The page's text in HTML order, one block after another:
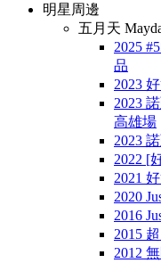
明星周邊
五月天
2025
品
2023
2023
高雄場
2023
2022 [
2021
2020
2016
2015
2012